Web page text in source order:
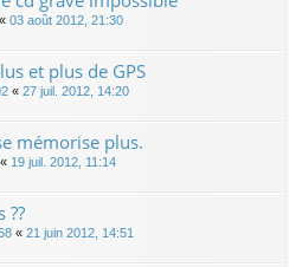
« 03 août 2012, 21:30
et plus de GPS
« 27 juil. 2012, 14:20
mémorise plus.
« 19 juil. 2012, 11:14
??
« 21 juin 2012, 14:51